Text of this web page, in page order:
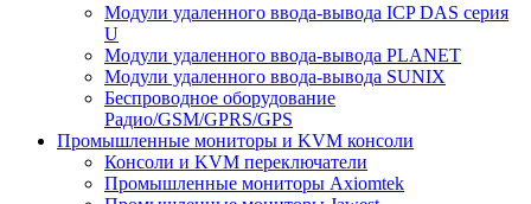
Модули удаленного ввода-вывода ICP DAS серия
U
Модули удаленного ввода-вывода PLANET
Модули удаленного ввода-вывода SUNIX
Беспроводное оборудование
Радио/GSM/GPRS/GPS
Промышленные мониторы и KVM консоли
Консоли и KVM переключатели
Промышленные мониторы Axiomtek